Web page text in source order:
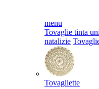
menu
Tovaglie tinta
natalizie
Tovagliette